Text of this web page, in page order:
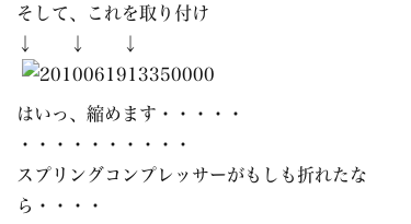
そして、これを取り付け
↓ ↓ ↓
はいっ、縮めます・・・・・
・・・・・・・・・・
スプリングコンプレッサーがもしも折れたな
ら・・・・